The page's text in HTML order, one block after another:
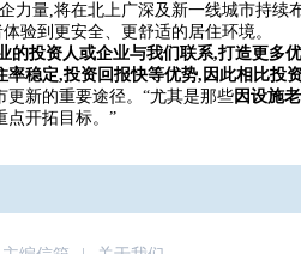
力量,将在北上广深及新一线城市持续
验到更安全、更舒适的居住环境。
的投资人或企业与我们联系,打造更多
率稳定,投资回报快等优势,因此相比投
新的重要途径。“尤其是那些因设施
点开拓目标。”